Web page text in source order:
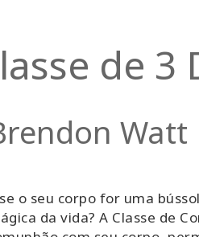
de 3
Watt
o seu corpo for uma
da vida? A Classe de